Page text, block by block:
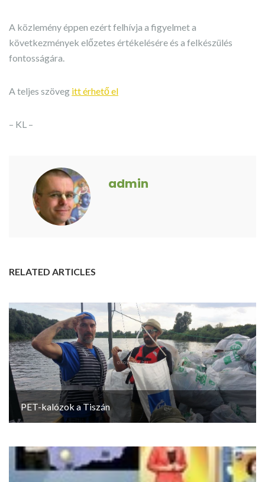
A közlemény éppen ezért felhívja a figyelmet a
következmények előzetes értékelésére és a felkészülés
fontosságára.
A teljes szöveg itt érhető el
– KL –
admin
RELATED ARTICLES
PET-kalózok a Tiszán